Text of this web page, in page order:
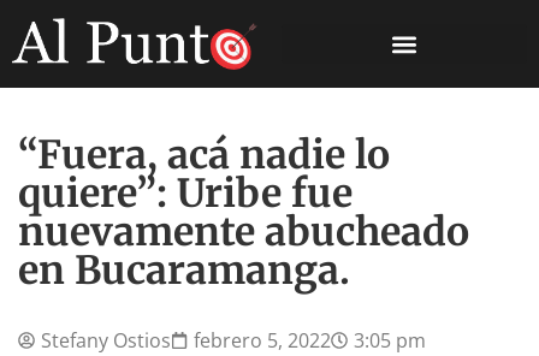
“Fuera, acá nadie lo
quiere”: Uribe fue
nuevamente abucheado
en Bucaramanga.
Stefany Ostios febrero 5, 2022 3:05 pm